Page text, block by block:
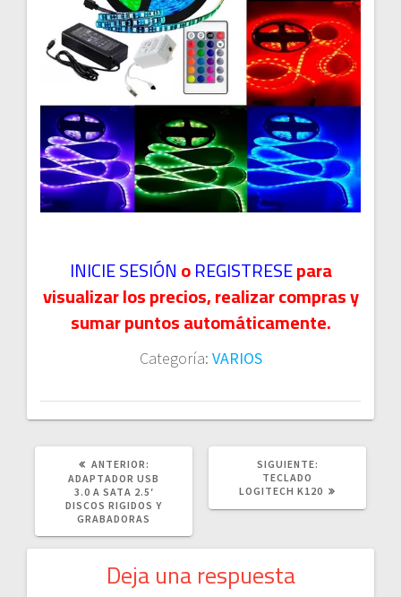
INICIE SESIÓNoREGISTRESEpara
visualizar los precios, realizar compras y
sumar puntos automáticamente.
Categoría: VARIOS
ANTERIOR:
ANTERIOR:
ADAPTADOR USB
3.0 A SATA 2.5′
DISCOS RIGIDOS Y
GRABADORAS
SIGUIENTE:
TECLADO
LOGITECH K120
Deja una respuesta